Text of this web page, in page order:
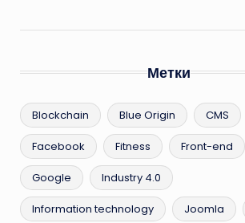
Метки
Blockchain Blue Origin CMS
Facebook Fitness Front-end
Google Industry 4.0
Information technology Joomla